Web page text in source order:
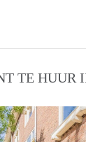
TE HUUR